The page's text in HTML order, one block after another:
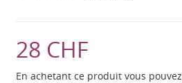
28 CHF
En achetant ce produit vous